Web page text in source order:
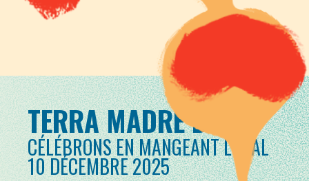
TERRA MADRE DAY
CÉLÉBRONS EN MANGEANT LOCAL
10 DÉCEMBRE 2025